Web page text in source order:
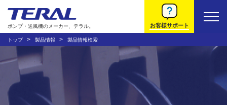
ポンプ・送風機のメーカー、テラル。 お客様サポート
トップ 製品情報 製品情報検索